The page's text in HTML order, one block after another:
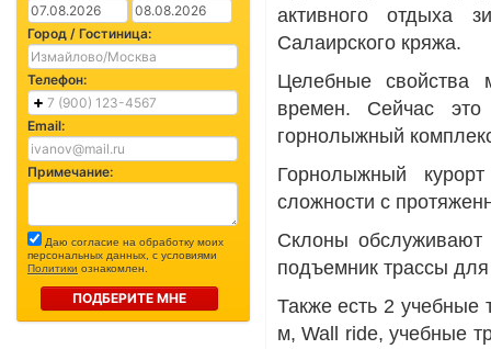
Город / Гостиница:
Телефон:
Email:
Примечание:
Даю согласие на обработку моих
персональных данных, с условиями
Политики ознакомлен.
ПОДБЕРИТЕ МНЕ
активного отдыха
Салаирского кряжа.
Целебные свойства
времен. Сейчас
горнолыжный
Горнолыжный
сложности с
Склоны обслуживают
подъемник трассы
Также есть 2
м, Wall ride, учебные